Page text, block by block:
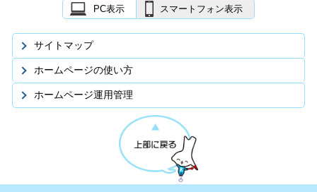
PC表示 スマートフォン表示
サイトマップ
ホームページの使い方
ホームページ運用管理